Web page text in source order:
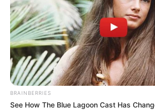
BRAINBERRIES
See How The Blue Lagoon Cast Has